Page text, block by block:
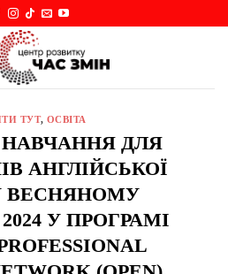
ТУТ, ОСВІТА
НАВЧАННЯ ДЛЯ
АНГЛІЙСЬКОЇ
ВЕСНЯНОМУ
У ПРОГРАМІ